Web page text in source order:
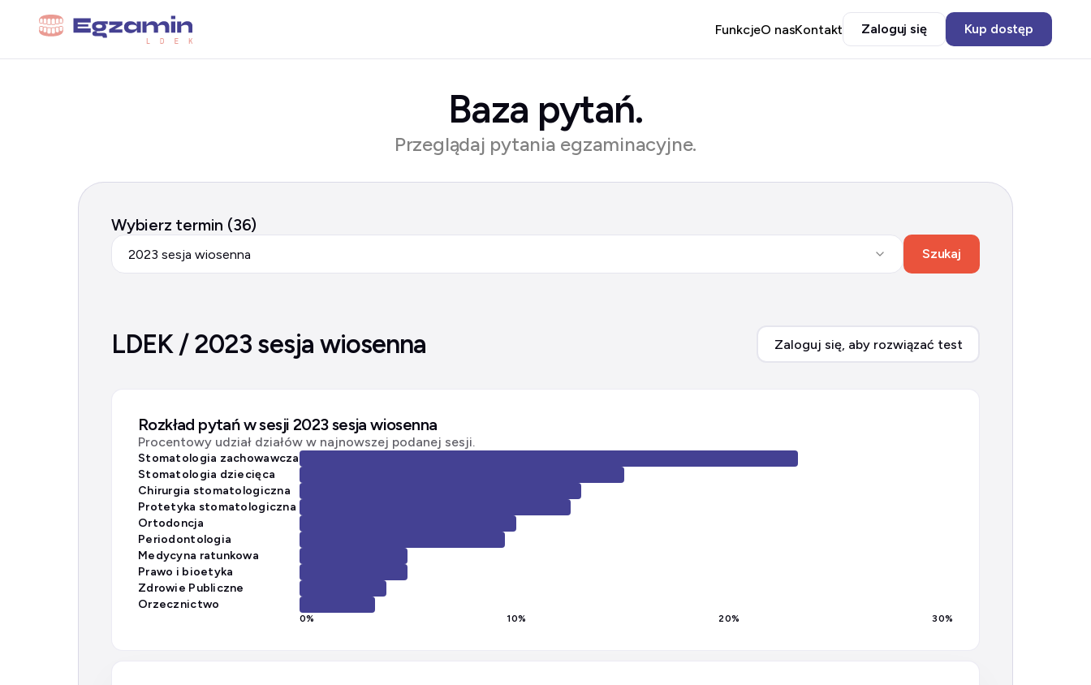
FunkcjeO nasKontakt Zaloguj się Kup dostęp
Baza pytań.
Przeglądaj pytania egzaminacyjne.
Wybierz termin (36)
2023 sesja wiosenna Szukaj
LDEK / 2023 sesja wiosenna Zaloguj się, aby rozwiązać test
Rozkład pytań w sesji 2023 sesja wiosenna
Procentowy udział działów w najnowszej podanej sesji.
Stomatologia zachowawcza
Stomatologia dziecięca
Chirurgia stomatologiczna
Protetyka stomatologiczna
Ortodoncja
Periodontologia
Medycyna ratunkowa
Prawo i bioetyka
Zdrowie Publiczne
Orzecznictwo
0% 10% 20% 30%